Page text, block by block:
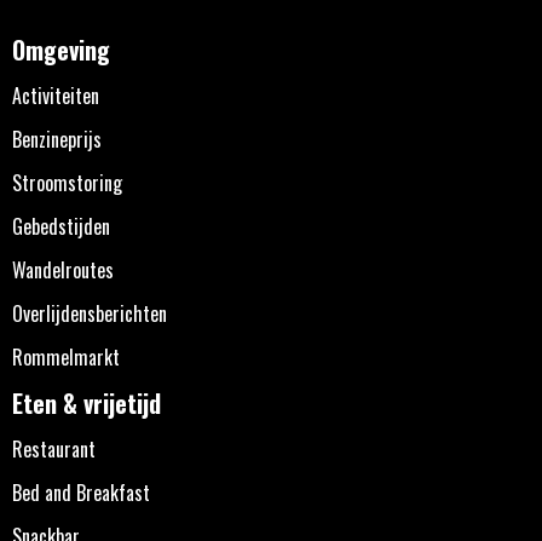
Omgeving
Activiteiten
Benzineprijs
Stroomstoring
Gebedstijden
Wandelroutes
Overlijdensberichten
Rommelmarkt
Eten & vrijetijd
Restaurant
Bed and Breakfast